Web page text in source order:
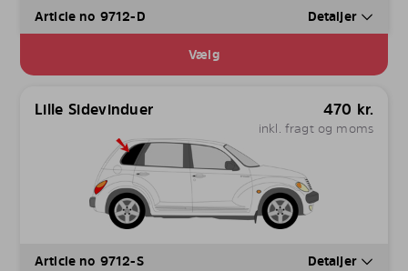
Article no 9712-D Detaljer
Vælg
Lille Sidevinduer 470 kr.
inkl. fragt og moms
Article no 9712-S Detaljer